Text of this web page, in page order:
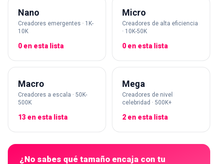
Nano
Creadores emergentes · 1K-
10K
0 en esta lista
Micro
Creadores de alta eficiencia
· 10K-50K
0 en esta lista
Macro
Creadores a escala · 50K-
500K
13 en esta lista
Mega
Creadores de nivel
celebridad · 500K+
2 en esta lista
¿No sabes qué tamaño encaja con tu